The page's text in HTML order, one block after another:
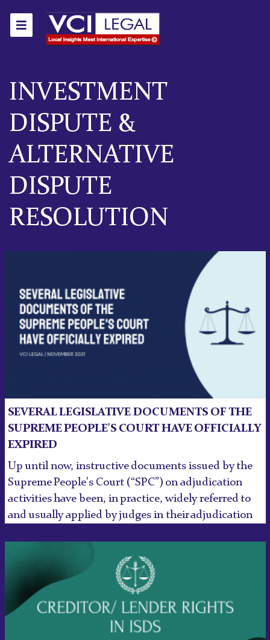
INVESTMENT
DISPUTE &
ALTERNATIVE
DISPUTE
RESOLUTION
SEVERAL LEGISLATIVE DOCUMENTS OF THE
SUPREME PEOPLE'S COURT HAVE OFFICIALLY
EXPIRED
Up until now, instructive documents issued by the
Supreme People's Court (“SPC”) on adjudication
activities have been, in practice, widely referred to
and usually applied by judges in their adjudication